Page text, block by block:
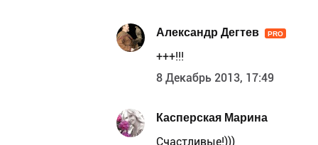
Александр Дегтев PRO
+++!!!
8 Декабрь 2013, 17:49
Касперская Марина
Счастливые!)))